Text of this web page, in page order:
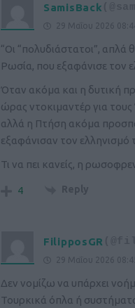
SamisBack
29 Μαΐου 2026
“Οι “πολυδιάστατοι”, απλά
Ρωσία, που εξαφάνισε τον
Όταν ακόμα και η δυτική
ώρας ντοκιμαντέρ για
αλλά η Πτήση ακόμα
εξαφάνισαν τον ελληνισμό
Τι να πει κανείς, η
4 Reply
FilipposGR
29 Μαΐου 2026
Δεν νομίζω να υπάρχει
Τουρκικά όπλα ή